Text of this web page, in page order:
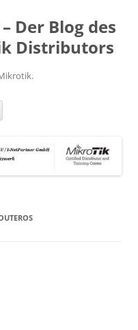
Der Blog des
Distributors